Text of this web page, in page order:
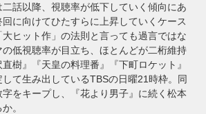
話以降、視聴率が低下していく傾向にあ
に向けてひたすらに上昇していくケース
ヒット作」の法則と言っても過言ではな
低視聴率が目立ち、ほとんどが二桁維持
樹』『天皇の料理番』『下町ロケット』
て生み出しているTBSの日曜21時枠。同
をキープし、『花より男子』に続く松本
。